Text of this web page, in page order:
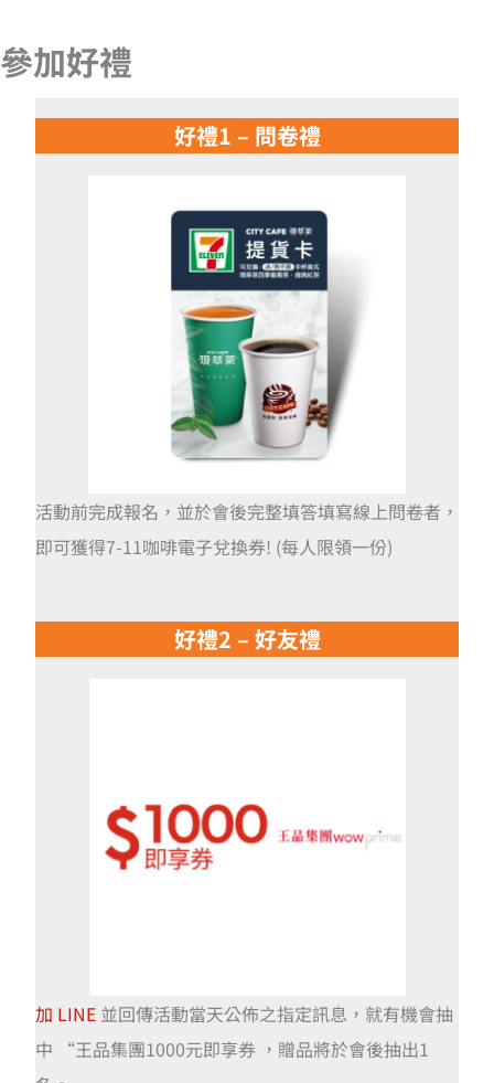
參加好禮
好禮1 – 問卷禮
活動前完成報名，並於會後完整填答填寫線上問卷者，
即可獲得7-11咖啡電子兌換券! (每人限領一份)
好禮2 – 好友禮
加 LINE 並回傳活動當天公佈之指定訊息，就有機會抽
中 “王品集團1000元即享券 ，贈品將於會後抽出1